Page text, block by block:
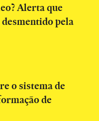
Alerta que
pela
o sistema de
de